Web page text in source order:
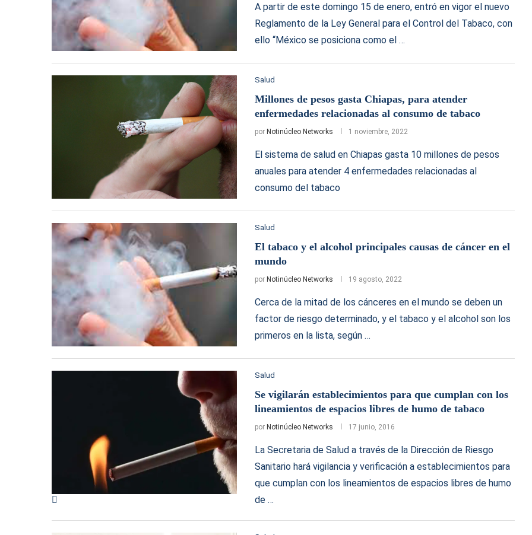
A partir de este domingo 15 de enero, entró en vigor el nuevo
Reglamento de la Ley General para el Control del Tabaco, con
ello “México se posiciona como el …
Salud
Millones de pesos gasta Chiapas, para atender
enfermedades relacionadas al consumo de tabaco
por Notinúcleo Networks 1 noviembre, 2022
El sistema de salud en Chiapas gasta 10 millones de pesos
anuales para atender 4 enfermedades relacionadas al
consumo del tabaco
Salud
El tabaco y el alcohol principales causas de cáncer en el
mundo
por Notinúcleo Networks 19 agosto, 2022
Cerca de la mitad de los cánceres en el mundo se deben un
factor de riesgo determinado, y el tabaco y el alcohol son los
primeros en la lista, según …
Salud
Se vigilarán establecimientos para que cumplan con los
lineamientos de espacios libres de humo de tabaco
por Notinúcleo Networks 17 junio, 2016
La Secretaria de Salud a través de la Dirección de Riesgo
Sanitario hará vigilancia y verificación a establecimientos para
que cumplan con los lineamientos de espacios libres de humo
de …